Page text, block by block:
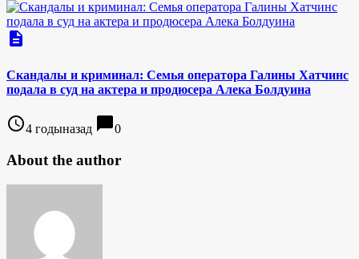
description
Скандалы и криминал: Семья оператора Галины Хатчинс
подала в суд на актера и продюсера Алека Болдуина
access_time4 годыназад chat_bubble0
About the author